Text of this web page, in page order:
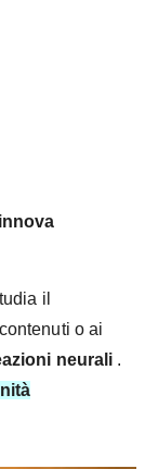
il
o ai
neurali .